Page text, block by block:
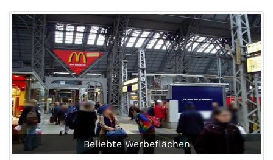
Beliebte Werbeflächen